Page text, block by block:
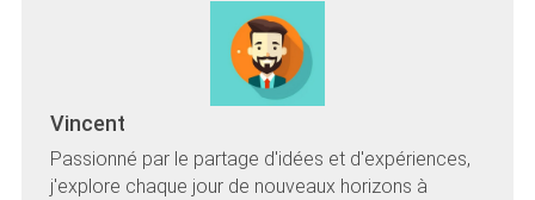
Vincent
Passionné par le partage d'idées et d'expériences,
j'explore chaque jour de nouveaux horizons à